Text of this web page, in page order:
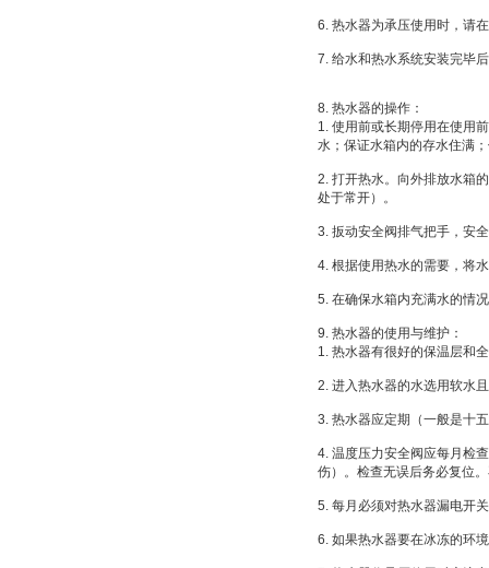
6. 热水器为承压使用时，请
7. 给水和热水系统安装完毕
8. 热水器的操作：
1. 使用前或长期停用在使用
水；保证水箱内的存水住满
2. 打开热水。向外排放水箱
处于常开）。
3. 扳动安全阀排气把手，安
4. 根据使用热水的需要，将
5. 在确保水箱内充满水的情
9. 热水器的使用与维护：
1. 热水器有很好的保温层和
2. 进入热水器的水选用软水
3. 热水器应定期（一般是十
4. 温度压力安全阀应每月检
伤）。检查无误后务必复位
5. 每月必须对热水器漏电开
6. 如果热水器要在冰冻的环